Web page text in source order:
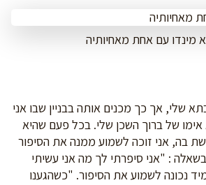
מינדו עם אחת מאחיותיה
שלי, אך כך מכנים אותה בבניין שבו אני
אימו של ברוך השכן שלי. בכל פעם שהיא
בה, אני זוכה לשמוע ממנה את הסיפור
: "אני סיפרתי לך מה אני עשיתי
נכונה לשמוע את הסיפור. "כשהגענו